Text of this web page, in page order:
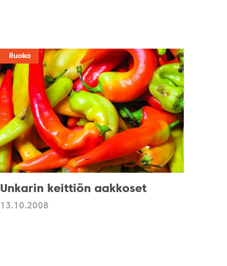
Ruoka
Unkarin keittiön aakkoset
13.10.2008